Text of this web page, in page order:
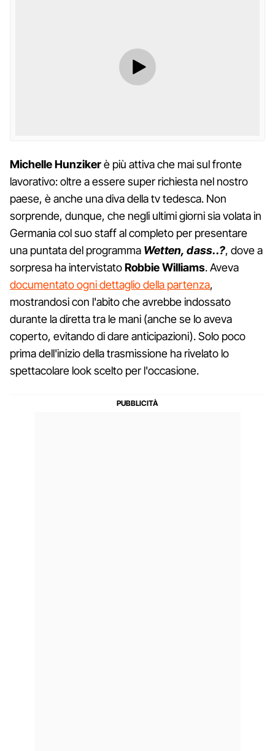
Michelle Hunzikerè più attiva che mai sul fronte
lavorativo: oltre a essere super richiesta nel nostro
paese, è anche una diva della tv tedesca. Non
sorprende, dunque, che negli ultimi giorni sia volata in
Germania col suo staff al completo per presentare
una puntata del programma Wetten, dass..?, dove a
sorpresa ha intervistatoRobbie Williams. Aveva
documentato ogni dettaglio della partenza,
mostrandosi con l'abito che avrebbe indossato
durante la diretta tra le mani (anche se lo aveva
coperto, evitando di dare anticipazioni). Solo poco
prima dell'inizio della trasmissione ha rivelato lo
spettacolare look scelto per l'occasione.